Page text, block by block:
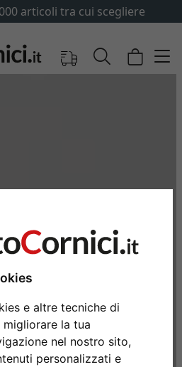
e altre tecniche di
la tua
nel nostro sito,
personalizzati e
tra cui scegliere